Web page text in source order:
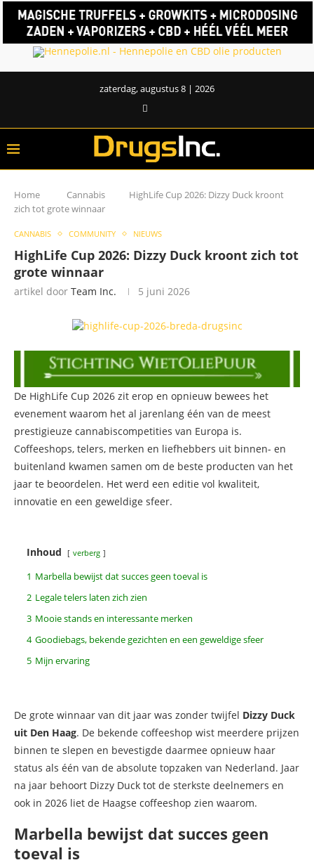
zaterdag, augustus 8 | 2026
Home Cannabis
HighLife Cup 2026: Dizzy Duck kroont
zich tot grote winnaar
CANNABIS COMMUNITY NIEUWS
HighLife Cup 2026: Dizzy Duck kroont zich tot
grote winnaar
artikel door Team Inc. 5 juni 2026
De HighLife Cup 2026 zit erop en opnieuw bewees het
evenement waarom het al jarenlang één van de meest
prestigieuze cannabiscompetities van Europa is.
Coffeeshops, telers, merken en liefhebbers uit binnen- en
buitenland kwamen samen om de beste producten van het
jaar te beoordelen. Het werd een editie vol kwaliteit,
innovatie en een geweldige sfeer.
Inhoud verberg
1 Marbella bewijst dat succes geen toeval is
2 Legale telers laten zich zien
3 Mooie stands en interessante merken
4 Goodiebags, bekende gezichten en een geweldige sfeer
5 Mijn ervaring
De grote winnaar van dit jaar was zonder twijfel Dizzy Duck
uit Den Haag. De bekende coffeeshop wist meerdere prijzen
binnen te slepen en bevestigde daarmee opnieuw haar
status als één van de absolute topzaken van Nederland. Jaar
na jaar behoort Dizzy Duck tot de sterkste deelnemers en
ook in 2026 liet de Haagse coffeeshop zien waarom.
Marbella bewijst dat succes geen
toeval is